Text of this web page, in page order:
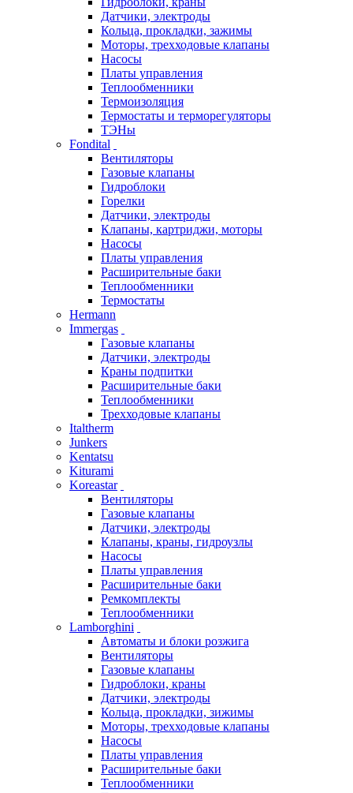
Датчики, электроды
Кольца, прокладки, зажимы
Моторы, трехходовые клапаны
Насосы
Платы управления
Теплообменники
Термоизоляция
Термостаты и терморегуляторы
ТЭНы
Fondital
Вентиляторы
Газовые клапаны
Гидроблоки
Горелки
Датчики, электроды
Клапаны, картриджи, моторы
Насосы
Платы управления
Расширительные баки
Теплообменники
Термостаты
Hermann
Immergas
Газовые клапаны
Датчики, электроды
Краны подпитки
Расширительные баки
Теплообменники
Трехходовые клапаны
Italtherm
Junkers
Kentatsu
Kiturami
Koreastar
Вентиляторы
Газовые клапаны
Датчики, электроды
Клапаны, краны, гидроузлы
Насосы
Платы управления
Расширительные баки
Ремкомплекты
Теплообменники
Lamborghini
Автоматы и блоки розжига
Вентиляторы
Газовые клапаны
Гидроблоки, краны
Датчики, электроды
Кольца, прокладки, зижимы
Моторы, трехходовые клапаны
Насосы
Платы управления
Расширительные баки
Теплообменники